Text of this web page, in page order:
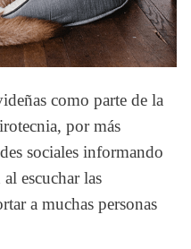
como parte de la
por más
sociales informando
escuchar las
a muchas personas